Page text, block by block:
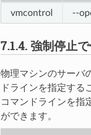
vmcontrol --
7.1.4. 強制停止
物理マシンのサーバ
ドラインを指定する
コマンドラインを指
ができます。